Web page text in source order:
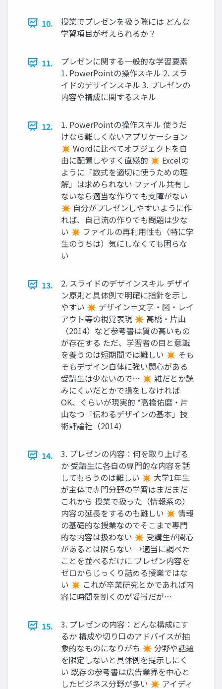
10.
授業でプレゼンを扱う際には どんな
学習項目が考えられるか？
11.
プレゼンに関する一般的な学習要素
1. PowerPointの操作スキル 2. スラ
イドのデザインスキル 3. プレゼンの
内容や構成に関するスキル
12.
1. PowerPointの操作スキル 使うだ
けなら難しくないアプリケーション
✴ Wordに比べてオブジェクトを自
由に配置しやすく直感的 ✴ Excelの
ように「数式を適切に使うための理
解」は求められない ファイル共有し
ないなら適当な作りでも支障がない
✴ 自分がプレゼンしやすいように作
れば、自己流の作りでも問題は少な
い ✴ ファイルの再利用性も（特に学
生のうちは）気にしなくても困らな
い
13.
2. スライドのデザインスキル デザイ
ン原則と具体例で明確に指針を示し
やすい ✴ デザイン＝文字・図・レイ
アウト等の視覚表現 ✴ 高橋・片山
（2014）など参考書は質の高いもの
が存在する ただ、学習者の目と意識
を養うのは短期間では難しい ✴ そも
そもデザイン自体に強い関心がある
受講生は少ないので… ✴ 雑だとか読
みにくいだとかで損をしなければ
OK、ぐらいが現実的 *高橋佑磨・片
山なつ「伝わるデザインの基本」技
術評論社（2014）
14.
3. プレゼンの内容：何を取り上げる
か 受講生に各自の専門的な内容を話
してもらうのは難しい ✴ 大学1年生
が主体で専門分野の学習はまだまだ
これから 授業で扱った（情報系の）
内容の延長をするのも難しい ✴ 情報
の基礎的な授業なのでそこまで専門
的な内容は扱わない ✴ 受講生が関心
があるとは限らない →適当に調べた
ことを並べるだけに プレゼン内容を
ゼロからじっくり詰める授業ではな
い ✴ これが卒業研究とかであれば内
容に時間を割くのが妥当だが…
15.
3. プレゼンの内容：どんな構成にす
るか 構成や切り口のアドバイスが抽
象的なものになりがち ✴ 分野や話題
を限定しないと具体例を提示しにく
い 既存の参考書は広告業界を中心と
したビジネス分野が多い ✴ アイディ